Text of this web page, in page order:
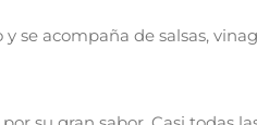
se acompaña de salsas,